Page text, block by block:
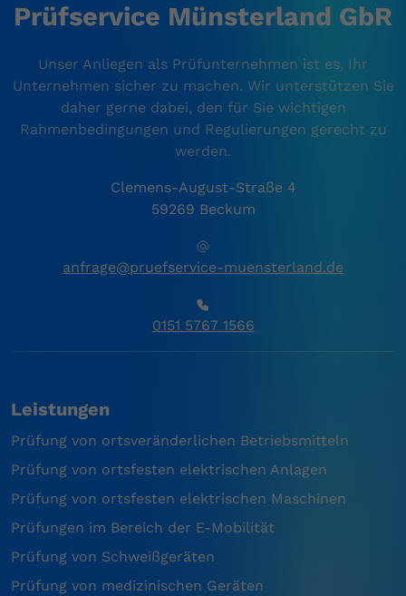
Prüfservice Münsterland GbR
Unser Anliegen als Prüfunternehmen ist es, Ihr
Unternehmen sicher zu machen. Wir unterstützen Sie
daher gerne dabei, den für Sie wichtigen
Rahmenbedingungen und Regulierungen gerecht zu
werden.
Clemens-August-Straße 4
59269 Beckum
anfrage@pruefservice-muensterland.de
0151 5767 1566
Leistungen
Prüfung von ortsveränderlichen Betriebsmitteln
Prüfung von ortsfesten elektrischen Anlagen
Prüfung von ortsfesten elektrischen Maschinen
Prüfungen im Bereich der E-Mobilität
Prüfung von Schweißgeräten
Prüfung von medizinischen Geräten